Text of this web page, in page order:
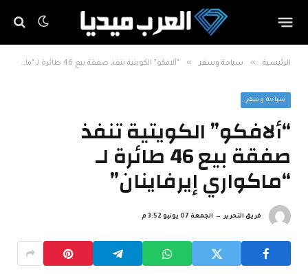
الرئيسية » سياحة وسفر » “ألافكو” الكويتية تنفذ صفقة بيع 46 طائرة لـ “ماكواري إيرفاينان”
سياحة وسفر
“ألافكو” الكويتية تنفذ
صفقة بيع 46 طائرة لـ
“ماكواري إيرفاينان”
فريق التحرير الجمعة 07 يونيو 3:52 م